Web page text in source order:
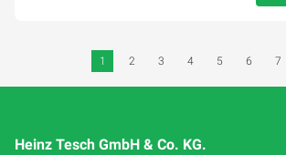
1 2 3 4 5 6 7
Heinz Tesch GmbH & Co. KG.